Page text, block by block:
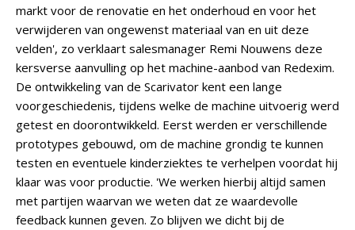
markt voor de renovatie en het onderhoud en voor het
verwijderen van ongewenst materiaal van en uit deze
velden', zo verklaart salesmanager Remi Nouwens deze
kersverse aanvulling op het machine-aanbod van Redexim.
De ontwikkeling van de Scarivator kent een lange
voorgeschiedenis, tijdens welke de machine uitvoerig werd
getest en doorontwikkeld. Eerst werden er verschillende
prototypes gebouwd, om de machine grondig te kunnen
testen en eventuele kinderziektes te verhelpen voordat hij
klaar was voor productie. 'We werken hierbij altijd samen
met partijen waarvan we weten dat ze waardevolle
feedback kunnen geven. Zo blijven we dicht bij de